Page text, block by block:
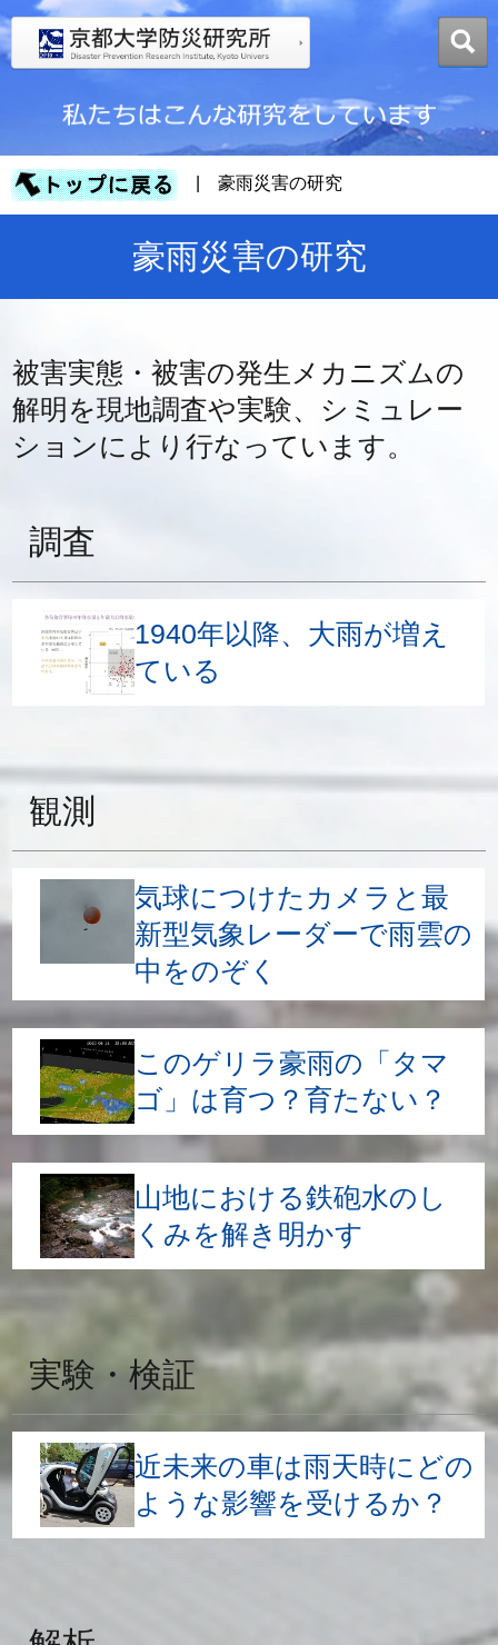
| 豪雨災害の研究
豪雨災害の研究
被害実態・被害の発生メカニズムの
解明を現地調査や実験、シミュレー
ションにより行なっています。
調査
1940年以降、大雨が増え
ている
観測
気球につけたカメラと最
新型気象レーダーで雨雲の
中をのぞく
このゲリラ豪雨の「タマ
ゴ」は育つ？育たない？
山地における鉄砲水のし
くみを解き明かす
実験・検証
近未来の車は雨天時にどの
ような影響を受けるか？